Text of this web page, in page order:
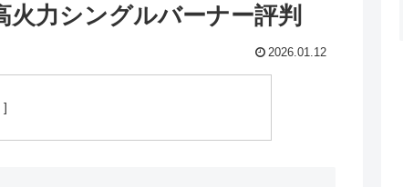
力シングルバーナー評判
2026.01.12